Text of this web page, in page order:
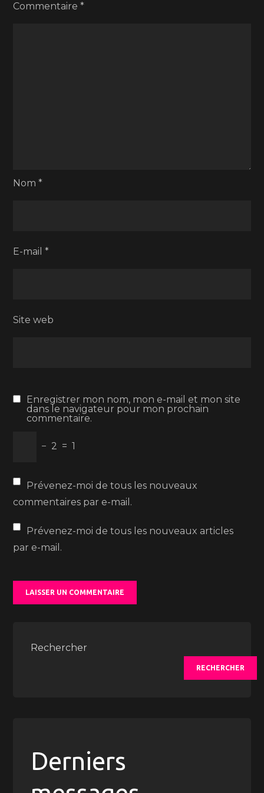
Commentaire*
Nom*
E-mail*
Site web
Enregistrer mon nom, mon e-mail et mon site
dans le navigateur pour mon prochain
commentaire.
− 2 = 1
Prévenez-moi de tous les nouveaux
commentaires par e-mail.
Prévenez-moi de tous les nouveaux articles
par e-mail.
Rechercher
RECHERCHER
Derniers